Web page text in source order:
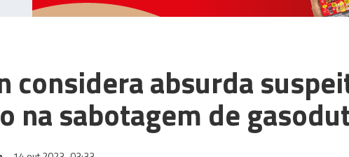
considera absurda
na sabotagem de